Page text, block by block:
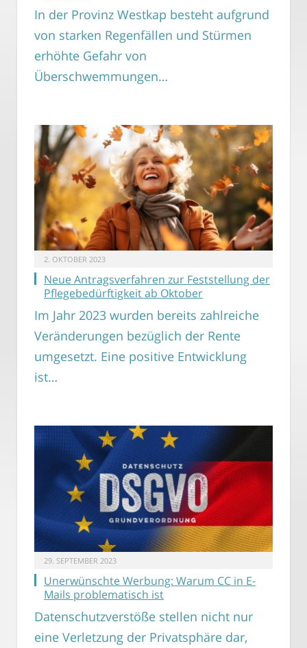
In der Provinz Westkap besteht aufgrund
von starken Regenfällen und Stürmen
erhöhte Gefahr von
Überschwemmungen…
2. OKTOBER 2023
Neue Antragsverfahren zur Feststellung der
Pflegebedürftigkeit ab Oktober
Im Jahr 2023 wurden bereits zahlreiche
Veränderungen bezüglich der Rente
umgesetzt. Eine positive Entwicklung
ist…
29. SEPTEMBER 2023
Unerwünschte Werbung: Warum CC in E-
Mails problematisch ist
Datenschutzverstöße stellen nicht nur
eine Verletzung der Privatsphäre dar,